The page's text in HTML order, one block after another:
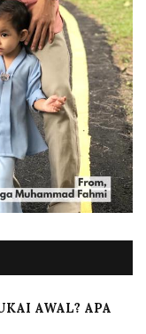
AWAL? APA